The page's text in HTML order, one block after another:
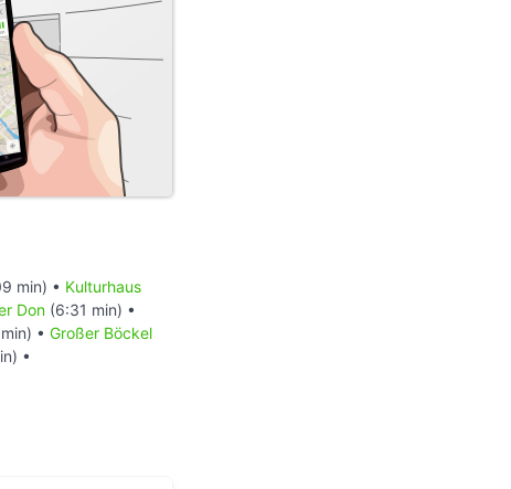
min) • Kulturhaus
Don (6:31 min) •
• Großer Böckel
•